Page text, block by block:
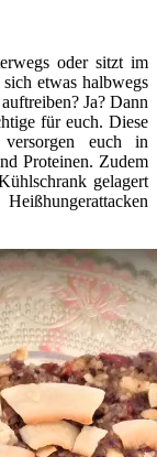
oder sitzt im
etwas halbwegs
Ja? Dann
für euch. Diese
euch in
Proteinen. Zudem
gelagert